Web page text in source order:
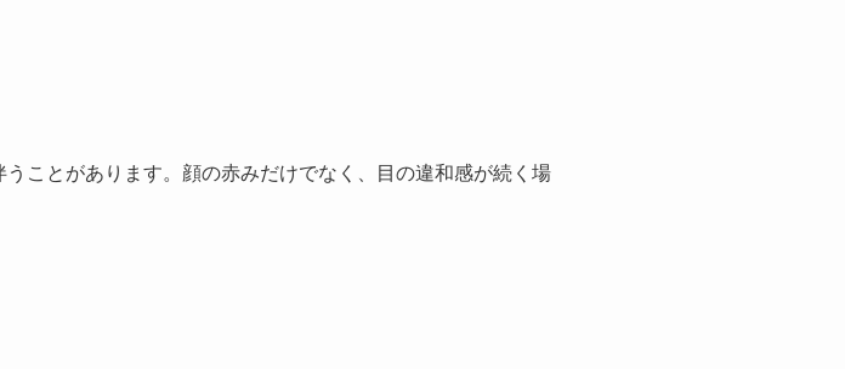
ことがあります。顔の赤みだけでなく、目の違和感が続く場